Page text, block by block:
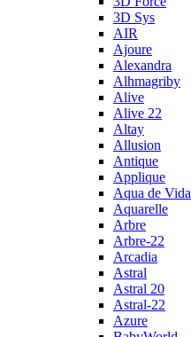
3D Sys
AIR
Ajoure
Alexandra
Alhmagriby
Alive
Alive 22
Altay
Allusion
Antique
Applique
Aqua de Vida
Aquarelle
Arbre
Arbre-22
Arcadia
Astral
Astral 20
Astral-22
Azure